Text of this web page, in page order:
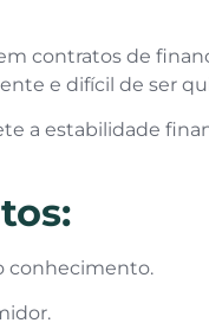
contratos de
e difícil de ser
a estabilidade
conhecimento.